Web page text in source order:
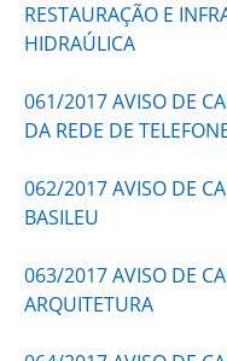
RESTAURAÇÃO E
HIDRAÚLICA
061/2017 AVISO DE
DA REDE DE
062/2017 AVISO DE
BASILEU
063/2017 AVISO DE
ARQUITETURA